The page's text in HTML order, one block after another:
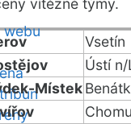
webu
vítězné týmy.
Vsetín
Ústí n/
Místek